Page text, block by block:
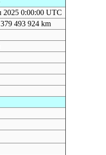
2025 0:00:00 UTC
493 924 km